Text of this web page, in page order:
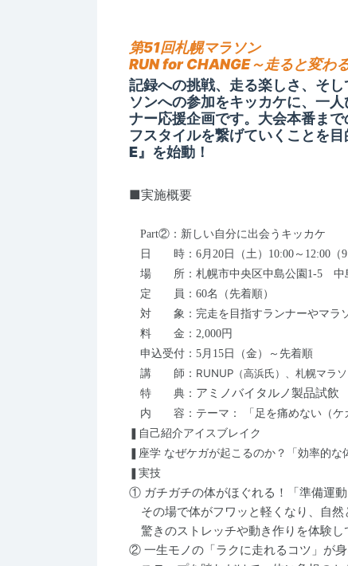
第51回札幌マラソン
RUN for CHANGE～走ると変わ
記録への挑戦、走る楽しさ、そ
ソンへの参加をキッカケに、一
ナー応援企画です。大会本番ま
フスタイルを繋げていくことを
E』を始動！
■実施概要
Part②：新しい自分に出会うキッカケ
日 時：6月20日（土）10:00～12:00（
場 所：札幌市中央区中島公園1-5 中
定 員：60名（先着順）
対 象：完走を目指すランナーやマラソ
料 金：2,000円
申込受付：5月15日（金）～先着順
講 師： RUNUP （高浜氏）、札幌マラ
特 典： アミノバイタルノ製品試飲
内 容：テーマ： 「足を痛めない（ケガ
❚自己紹介アイスブレイク
❚座学 なぜケガが起こるのか？「効率的な
❚実技
① ガチガチの体がほぐれる！「準備運動
その場で体がフワッと軽くなり、自然
驚きのストレッチや動き作りを体験し
② 一生モノの「ラクに走れるコツ」が身